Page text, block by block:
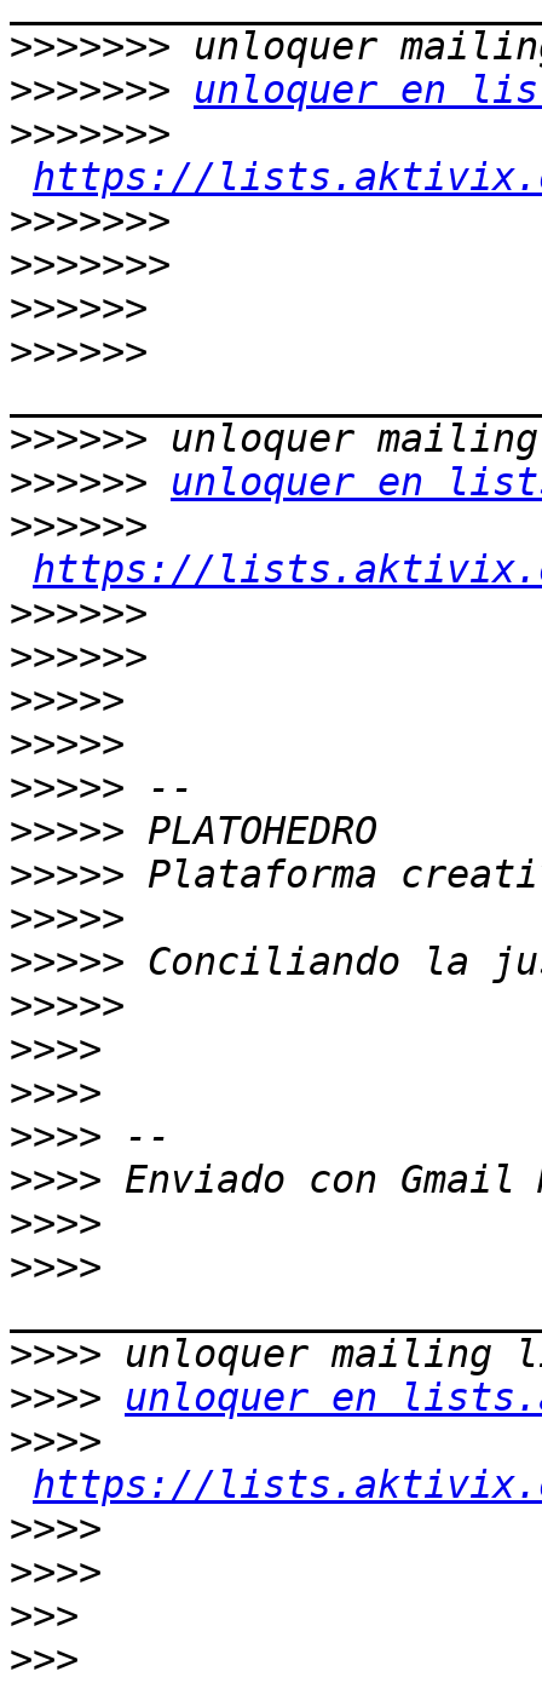
>>>>>>>
>>>>>>>
unloquer en
>>>>>>>
https://
>>>>>>>
>>>>>>>
>>>>>>
>>>>>>
>>>>>>
>>>>>>
unloquer en
>>>>>>
https://
>>>>>>
>>>>>>
>>>>>
>>>>>
>>>>>
>>>>>
>>>>>
>>>>>
>>>>>
>>>>>
>>>>
>>>>
>>>>
>>>>
>>>>
>>>>
>>>>
>>>>
unloquer en
>>>>
https://
>>>>
>>>>
>>>
>>>